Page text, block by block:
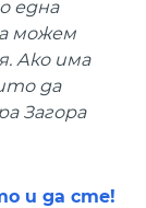
една
можем
Ако има
да
Загора
и да сте!